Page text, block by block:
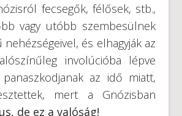
fecsegők, félősek, stb.,
vagy utóbb szembesülnek
és elhagyják az
involúcióba lépve
az idő miatt,
mert a Gnózisban
de ez a valóság!